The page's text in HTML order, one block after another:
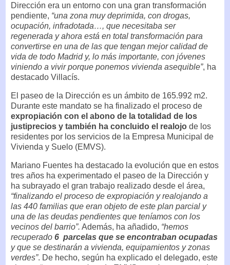
Dirección era un entorno con una gran transformación
pendiente, “una zona muy deprimida, con drogas,
ocupación, infradotada…, que necesitaba ser
regenerada y ahora está en total transformación para
convertirse en una de las que tengan mejor calidad de
vida de todo Madrid y, lo más importante, con jóvenes
viniendo a vivir porque ponemos vivienda asequible”, ha
destacado Villacís.
El paseo de la Dirección es un ámbito de 165.992 m2.
Durante este mandato se ha finalizado el proceso de
expropiación con el abono de la totalidad de los
justiprecios y también ha concluido el realojo de los
residentes por los servicios de la Empresa Municipal de
Vivienda y Suelo (EMVS).
Mariano Fuentes ha destacado la evolución que en estos
tres años ha experimentado el paseo de la Dirección y
ha subrayado el gran trabajo realizado desde el área,
“finalizando el proceso de expropiación y realojando a
las 440 familias que eran objeto de este plan parcial y
una de las deudas pendientes que teníamos con los
vecinos del barrio”. Además, ha añadido, “hemos
recuperado 6 parcelas que se encontraban ocupadas
y que se destinarán a vivienda, equipamientos y zonas
verdes”. De hecho, según ha explicado el delegado, este